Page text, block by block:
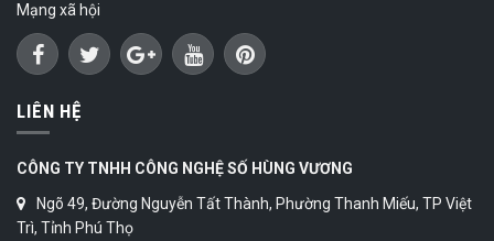
Mạng xã hội
LIÊN HỆ
CÔNG TY TNHH CÔNG NGHỆ SỐ HÙNG VƯƠNG
Ngõ 49, Đường Nguyễn Tất Thành, Phường Thanh Miếu, TP Việt
Trì, Tỉnh Phú Thọ